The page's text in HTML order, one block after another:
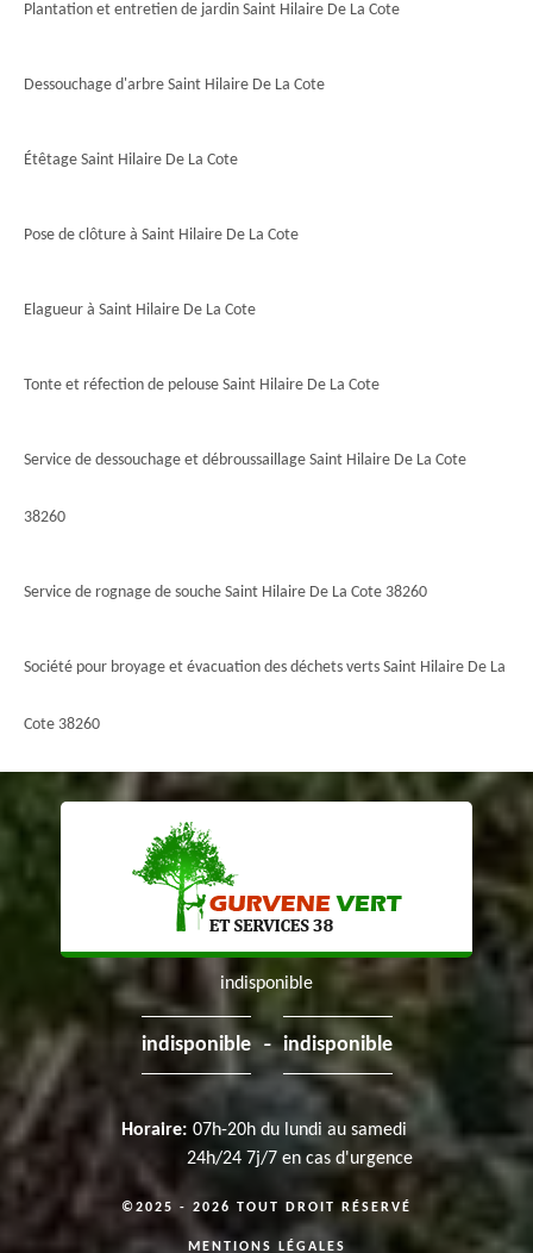
Plantation et entretien de jardin Saint Hilaire De La Cote
Dessouchage d'arbre Saint Hilaire De La Cote
Étêtage Saint Hilaire De La Cote
Pose de clôture à Saint Hilaire De La Cote
Elagueur à Saint Hilaire De La Cote
Tonte et réfection de pelouse Saint Hilaire De La Cote
Service de dessouchage et débroussaillage Saint Hilaire De La Cote
38260
Service de rognage de souche Saint Hilaire De La Cote 38260
Société pour broyage et évacuation des déchets verts Saint Hilaire De La
Cote 38260
indisponible
indisponible - indisponible
Horaire: 07h-20h du lundi au samedi
24h/24 7j/7 en cas d'urgence
©2025 - 2026 TOUT DROIT RÉSERVÉ
MENTIONS LÉGALES